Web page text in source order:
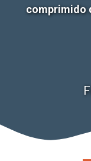
comprimido